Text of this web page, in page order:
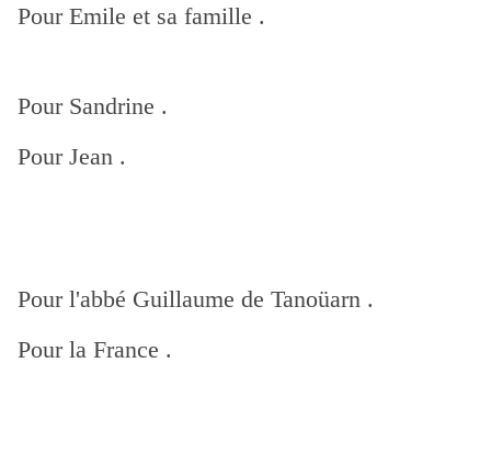
Pour Emile et sa famille .
Pour Sandrine .
Pour Jean .
Pour l'abbé Guillaume de Tanoüarn .
Pour la France .